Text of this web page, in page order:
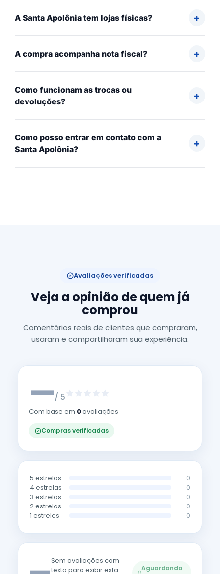
A Santa Apolônia tem lojas físicas?
A compra acompanha nota fiscal?
Como funcionam as trocas ou
devoluções?
Como posso entrar em contato com a
Santa Apolônia?
Avaliações verificadas
Veja a opinião de quem já
comprou
Comentários reais de clientes que compraram,
usaram e compartilharam sua experiência.
—/ 5
Com base em 0avaliações
Compras verificadas
5 estrelas 0
4 estrelas 0
3 estrelas 0
2 estrelas 0
1 estrelas 0
Sem avaliações com
texto para exibir esta
Aguardando